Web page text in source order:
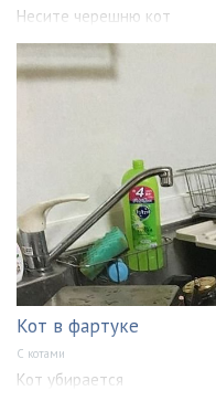
Несите черешню кот
Кот в фартуке
С котами
Кот убирается